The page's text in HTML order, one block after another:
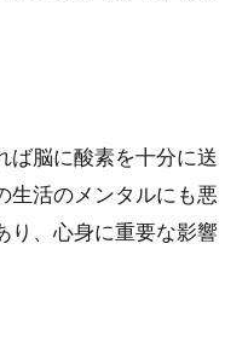
ば脳に酸素を十分に送
生活のメンタルにも悪
り、心身に重要な影響